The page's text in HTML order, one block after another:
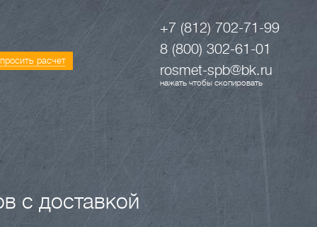
расчет
+7 (812) 702-71-99
8 (800) 302-61-01
rosmet-spb@bk.ru
нажать чтобы скопировать
с доставкой